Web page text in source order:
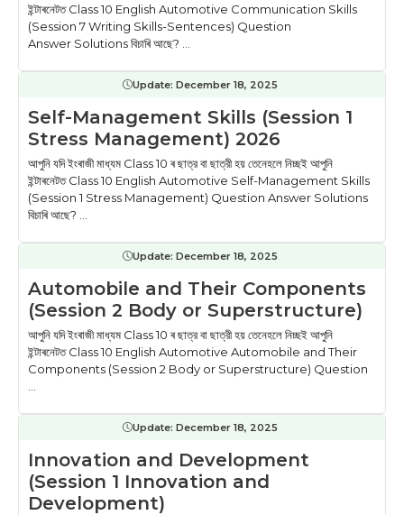
ইন্টাৰনেটত Class 10 English Automotive Communication Skills
(Session 7 Writing Skills-Sentences) Question
Answer Solutions বিচাৰি আছে? ...
Update: December 18, 2025
Self-Management Skills (Session 1
Stress Management) 2026
আপুনি যদি ইংৰাজী মাধ্যম Class 10 ৰ ছাত্র বা ছাত্রী হয় তেনেহলে নিচ্ছই আপুনি
ইন্টাৰনেটত Class 10 English Automotive Self-Management Skills
(Session 1 Stress Management) Question Answer Solutions
বিচাৰি আছে? ...
Update: December 18, 2025
Automobile and Their Components
(Session 2 Body or Superstructure)
আপুনি যদি ইংৰাজী মাধ্যম Class 10 ৰ ছাত্র বা ছাত্রী হয় তেনেহলে নিচ্ছই আপুনি
ইন্টাৰনেটত Class 10 English Automotive Automobile and Their
Components (Session 2 Body or Superstructure) Question
Update: December 18, 2025
Innovation and Development
(Session 1 Innovation and
Development)